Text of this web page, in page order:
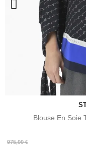
Blouse En Soie
975,00 €
Prix
Prix